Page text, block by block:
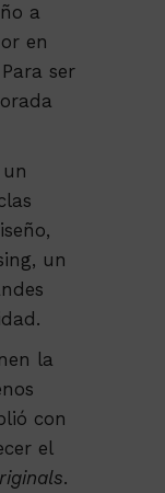
a
en
ser
un
la
con
el
.